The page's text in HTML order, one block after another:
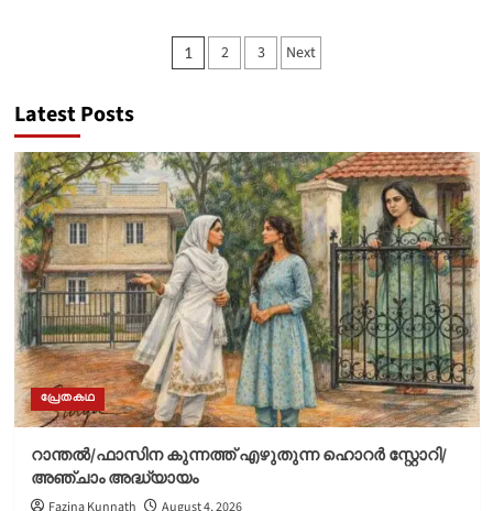
Mariner/Sibylline
Taylor
Coleridge/18th
century
poem
Posts
1 2 3 Next
Latest Posts
പ്രേതകഥ
റാന്തൽ/ഫാസിന കുന്നത്ത് എഴുതുന്ന ഹൊറർ സ്റ്റോറി/
അഞ്ചാം അദ്ധ്യായം
Fazina Kunnath August 4, 2026